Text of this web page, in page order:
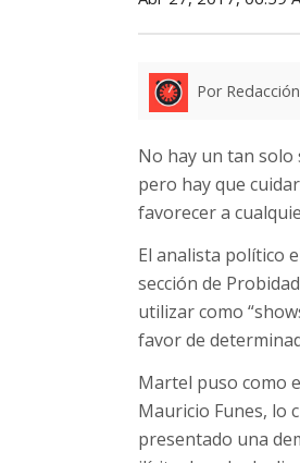
Por
No hay un tan solo
pero hay que
favorecer a
El analista político
sección de
utilizar como
favor de
Martel puso como
Mauricio Funes, lo
presentado una